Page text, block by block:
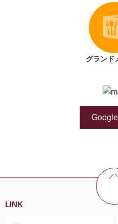
グランド
LINK